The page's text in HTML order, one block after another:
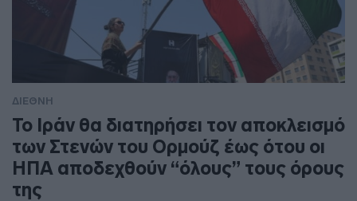
ΔΙΕΘΝΗ
To Ιράν θα διατηρήσει τον αποκλεισμό
των Στενών του Ορμούζ έως ότου οι
ΗΠΑ αποδεχθούν “όλους” τους όρους
της